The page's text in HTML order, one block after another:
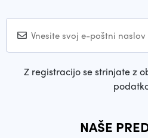
Z registracijo se strinjate z
NAŠE